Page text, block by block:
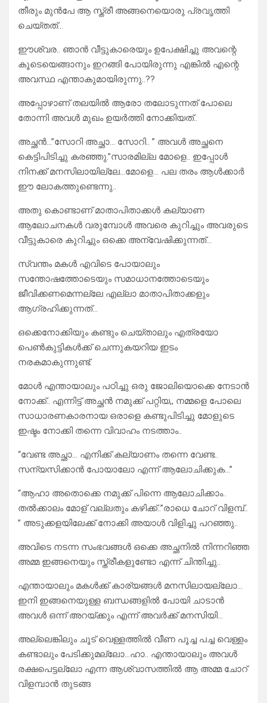
തീരും മുൻപേ ആ സ്ത്രീ അങ്ങനെയൊരു പ്രവൃത്തി
ചെയ്തത്…
ഈശ്വര.. ഞാൻ വീട്ടുകാരെയും ഉപേക്ഷിച്ചു അവന്റെ
കൂടെയെങ്ങാനും ഇറങ്ങി പോയിരുന്നു എങ്കിൽ എന്റെ
അവസ്ഥ എന്താകുമായിരുന്നു..??
അപ്പോഴാണ് തലയിൽ ആരോ തലോടുന്നത് പോലെ
തോന്നി അവൾ മുഖം ഉയർത്തി നോക്കിയത്..
അച്ഛൻ…”സോറി അച്ഛാ… സോറി.. ” അവൾ അച്ഛനെ
കെട്ടിപിടിച്ചു കരഞ്ഞു.”സാരമില്ല മോളെ.. ഇപ്പോൾ
നിനക്ക് മനസിലായില്ലേ…മോളെ… പല തരം ആൾക്കാർ
ഈ ലോകത്തുണ്ടെന്നു..
അതു കൊണ്ടാണ് മാതാപിതാക്കൾ കല്യാണ
ആലോചനകൾ വരുമ്പോൾ അവരെ കുറിച്ചും അവരുടെ
വീട്ടുകാരെ കുറിച്ചും ഒക്കെ അന്വേഷിക്കുന്നത്…
സ്വന്തം മകൾ എവിടെ പോയാലും
സന്തോഷത്തോടെയും സമാധാനത്തോടെയും
ജീവിക്കണമെന്നല്ലേ എല്ലാ മാതാപിതാക്കളും
ആഗ്രഹിക്കുന്നത്…
ഒക്കെനോക്കിയും കണ്ടും ചെയ്താലും എത്രയോ
പെൺകുട്ടികൾക്ക് ചെന്നുകയറിയ ഇടം
നരകമാകുന്നുണ്ട്.
മോൾ എന്തായാലും പഠിച്ചു ഒരു ജോലിയൊക്കെ നേടാൻ
നോക്ക്.. എന്നിട്ട് അച്ഛൻ നമുക്ക് പറ്റിയ,, നമ്മളെ പോലെ
സാധാരണകാരനായ ഒരാളെ കണ്ടുപിടിച്ചു മോളുടെ
ഇഷ്ടം നോക്കി തന്നെ വിവാഹം നടത്താം..
“വേണ്ട അച്ഛാ… എനിക്ക് കല്യാണം തന്നെ വേണ്ട..
സന്യസിക്കാൻ പോയാലോ എന്ന് ആലോചിക്കുക…”
“ആഹാ അതൊക്കെ നമുക്ക് പിന്നെ ആലോചിക്കാം..
തൽക്കാലം മോള് വല്ലതും കഴിക്ക്..”രാധെ ചോറ് വിളമ്പ്..
” അടുക്കളയിലേക്ക് നോക്കി അയാൾ വിളിച്ചു പറഞ്ഞു..
അവിടെ നടന്ന സംഭവങ്ങൾ ഒക്കെ അച്ഛനിൽ നിന്നറിഞ്ഞ
അമ്മ ഇങ്ങനെയും സ്ത്രീകളുണ്ടോ എന്ന് ചിന്തിച്ചു..
എന്തായാലും മകൾക്ക് കാര്യങ്ങൾ മനസിലായല്ലോ…
ഇനി ഇങ്ങനെയുള്ള ബന്ധങ്ങളിൽ പോയി ചാടാൻ
അവൾ ഒന്ന് അറയ്ക്കും എന്ന് അവർക്ക് മനസിയി…
അല്ലെങ്കിലും ചൂട് വെള്ളത്തിൽ വീണ പൂച്ച പച്ച വെള്ളം
കണ്ടാലും പേടിക്കുമല്ലോ…ഹാ.. എന്തായാലും അവൾ
രക്ഷപെട്ടല്ലോ എന്ന ആശ്വാസത്തിൽ ആ അമ്മ ചോറ്
വിളമ്പാൻ തുടങ്ങ